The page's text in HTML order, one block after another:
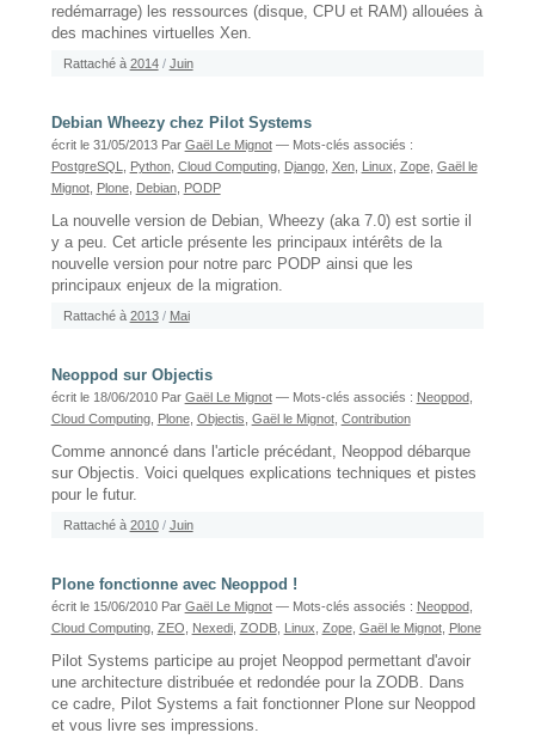
redémarrage) les ressources (disque, CPU et RAM) allouées à
des machines virtuelles Xen.
Rattaché à 2014 / Juin
Debian Wheezy chez Pilot Systems
écrit le 31/05/2013 Par Gaël Le Mignot — Mots-clés associés :
PostgreSQL
Python, Cloud Computing, Django, Xen, Linux Zope, Gaël le
Mignot, Plone, Debian, PODP
La nouvelle version de Debian, Wheezy (aka 7.0) est sortie il
y a peu. Cet article présente les principaux intérêts de la
nouvelle version pour notre parc PODP ainsi que les
principaux enjeux de la migration.
Rattaché à 2013 / Mai
Neoppod sur Objectis
écrit le 18/06/2010 Par Gaël Le Mignot — Mots-clés associés : Neoppod,
Cloud Computing, Plone, Objectis Gaël le Mignot, Contribution
Comme annoncé dans l'article précédant, Neoppod débarque
sur Objectis. Voici quelques explications techniques et pistes
pour le futur.
Rattaché à 2010 / Juin
Plone fonctionne avec Neoppod !
écrit le 15/06/2010 Par Gaël Le Mignot — Mots-clés associés : Neoppod,
Cloud Computing, ZEO Nexedi, ZODB, Linux Zope, Gaël le Mignot, Plone
Pilot Systems participe au projet Neoppod permettant d'avoir
une architecture distribuée et redondée pour la ZODB. Dans
ce cadre, Pilot Systems a fait fonctionner Plone sur Neoppod
et vous livre ses impressions.